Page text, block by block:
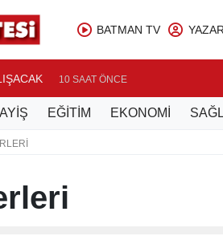
BATMAN TV
10 SAAT ÖNCE
EĞİTİM EKONOMİ